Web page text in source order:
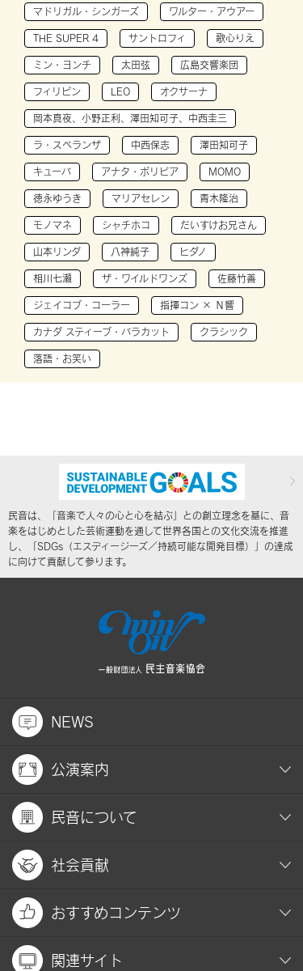
マドリガル・シンガーズ ワルター・アウアー
THE SUPER 4 サントロフィ 歌心りえ
ミン・ヨンチ 太田弦 広島交響楽団
フィリピン LEO オクサーナ
岡本真夜、小野正利、澤田知可子、中西圭三
ラ・スペランザ 中西保志 澤田知可子
キューバ アナタ・ボリビア MOMO
徳永ゆうき マリアセレン 青木隆治
モノマネ シャチホコ だいすけお兄さん
山本リンダ 八神純子 ヒダノ
相川七瀬 ザ・ワイルドワンズ 佐藤竹善
ジェイコブ・コーラー 指揮コン × Ｎ響
カナダ スティーブ・バラカット クラシック
落語・お笑い
民音は、「音楽で人々の心と心を結ぶ」との創立理念を基に、音
楽をはじめとした芸術運動を通して世界各国との文化交流を推進
し、「SDGs（エスディージーズ／持続可能な開発目標）」の達成
に向けて貢献して参ります。
NEWS
公演案内
民音について
社会貢献
おすすめコンテンツ
関連サイト